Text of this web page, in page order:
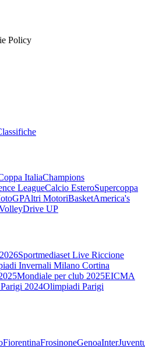
Policy
ItaliaChampions
LeagueCalcio EsteroSupercoppa
Altri MotoriBasketAmerica's
Drive UP
Sportmediaset Live Riccione
Invernali Milano Cortina
Mondiale per club 2025EICMA
2024Olimpiadi Parigi
FiorentinaFrosinoneGenoaInter